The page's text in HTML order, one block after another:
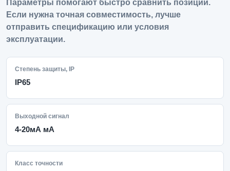
Параметры помогают быстро сравнить позиции.
Если нужна точная совместимость, лучше
отправить спецификацию или условия
эксплуатации.
Степень защиты, IP
IP65
Выходной сигнал
4-20мА мА
Класс точности